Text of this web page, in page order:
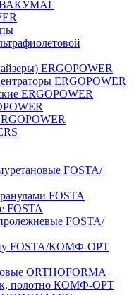
ВАКУМАГ
ERGOPOWER
ERGOPOWER
ERGOPOWER
FOSTA/
FOSTA
FOSTA
FOSTA/
FOSTA/КОМФ-ОРТ
ORTHOFORMA
полотно КОМФ-ОРТ